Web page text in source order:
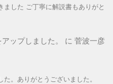
ました ご丁寧に解説書もありがと
ップしました。 に 菅波一彦
。ありがとうございました。